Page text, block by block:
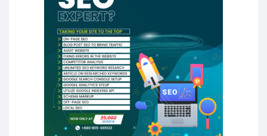
উচ্চশিক্ষায় গৌরবময় অর্জন: পূর্ণ স্কলারশিপে যুক্তরাষ্ট্রে
পিএইচডি করছেন কুয়েটের কৃতি…
সারা দেশে বজ্রাঘাতে ১৪ জনের প্রাণহানি
কঠোর হচ্ছে এসএসসি ও এইচএসসি পরীক্ষা
ফরিদগঞ্জে আগুনে পুড়লো ৬ ব্যবসা প্রতিষ্ঠান